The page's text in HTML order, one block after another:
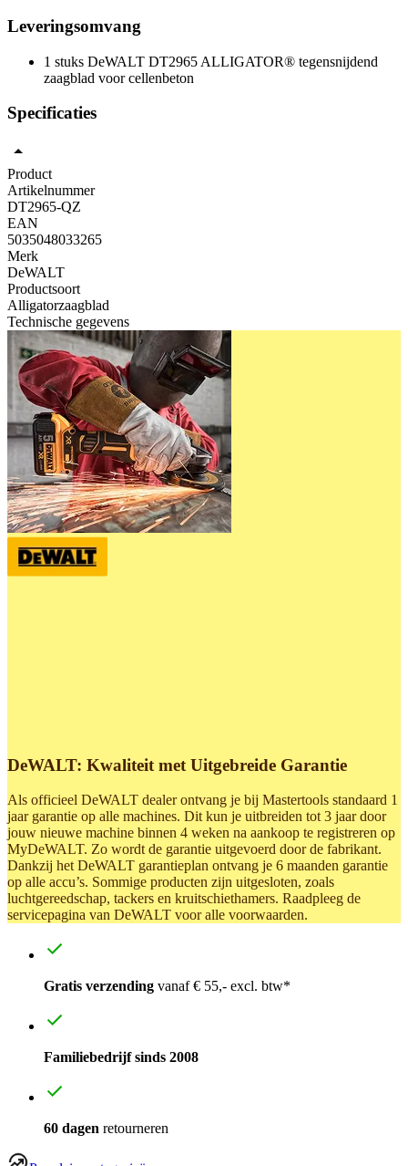
Leveringsomvang
1 stuks DeWALT DT2965 ALLIGATOR® tegensnijdend
zaagblad voor cellenbeton
Specificaties
Product
Artikelnummer
DT2965-QZ
EAN
5035048033265
Merk
DeWALT
Productsoort
Alligatorzaagblad
Technische gegevens
DeWALT: Kwaliteit met Uitgebreide Garantie
Als officieel DeWALT dealer ontvang je bij Mastertools standaard 1
jaar garantie op alle machines. Dit kun je uitbreiden tot 3 jaar door
jouw nieuwe machine binnen 4 weken na aankoop te registreren op
MyDeWALT. Zo wordt de garantie uitgevoerd door de fabrikant.
Dankzij het DeWALT garantieplan ontvang je 6 maanden garantie
op alle accu’s. Sommige producten zijn uitgesloten, zoals
luchtgereedschap, tackers en kruitschiethamers. Raadpleeg de
servicepagina van DeWALT voor alle voorwaarden.
Gratis verzending vanaf € 55,- excl. btw*
Familiebedrijf sinds 2008
60 dagen retourneren